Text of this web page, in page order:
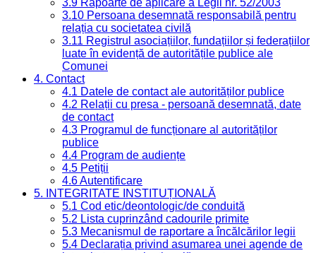
3.9 Rapoarte de aplicare a Legii nr. 52/2003
3.10 Persoana desemnată responsabilă pentru
relația cu societatea civilă
3.11 Registrul asociațiilor, fundațiilor și federațiilor
luate în evidență de autoritățile publice ale
Comunei
4. Contact
4.1 Datele de contact ale autorităților publice
4.2 Relații cu presa - persoană desemnată, date
de contact
4.3 Programul de funcționare al autorităților
publice
4.4 Program de audiențe
4.5 Petiții
4.6 Autentificare
5. INTEGRITATE INSTITUȚIONALĂ
5.1 Cod etic/deontologic/de conduită
5.2 Lista cuprinzând cadourile primite
5.3 Mecanismul de raportare a încălcărilor legii
5.4 Declarația privind asumarea unei agende de